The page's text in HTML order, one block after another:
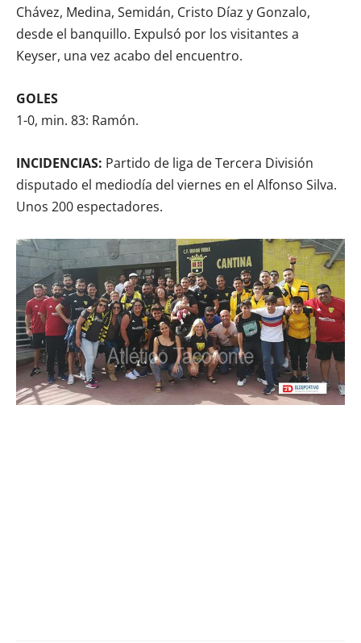
Chávez, Medina, Semidán, Cristo Díaz y Gonzalo,
desde el banquillo. Expulsó por los visitantes a
Keyser, una vez acabo del encuentro.
GOLES
1-0, min. 83: Ramón.
INCIDENCIAS: Partido de liga de Tercera División
disputado el mediodía del viernes en el Alfonso Silva.
Unos 200 espectadores.